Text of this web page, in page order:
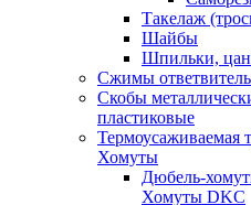
Такелаж
Шайбы
Шпильки,
Сжимы
Скобы
пластиковые
Термоусаживаемая
Хомуты
Дюбель-
Хомуты DKC